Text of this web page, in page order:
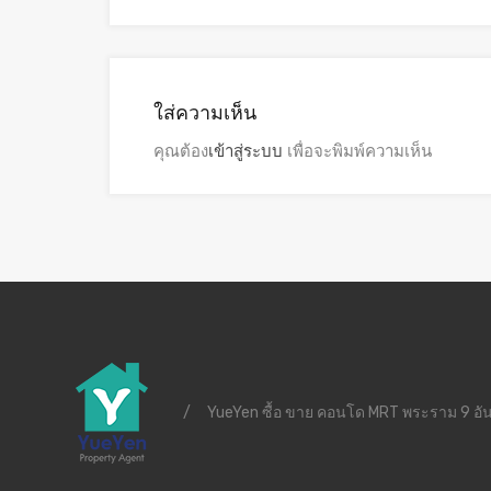
ใส่ความเห็น
คุณต้องเข้าสู่ระบบ เพื่อจะพิมพ์ความเห็น
/ YueYen ซื้อ ขาย คอนโด MRT พระราม 9 อั